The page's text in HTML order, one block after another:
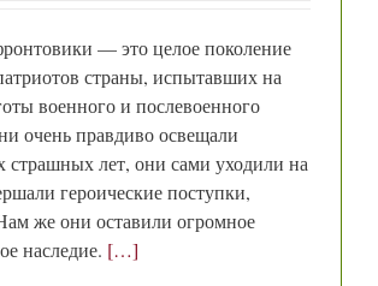
— это целое поколение
страны, испытавших на
военного и послевоенного
очень правдиво освещали
страшных лет, они сами уходили на
героические поступки,
же они оставили огромное
наследие. […]